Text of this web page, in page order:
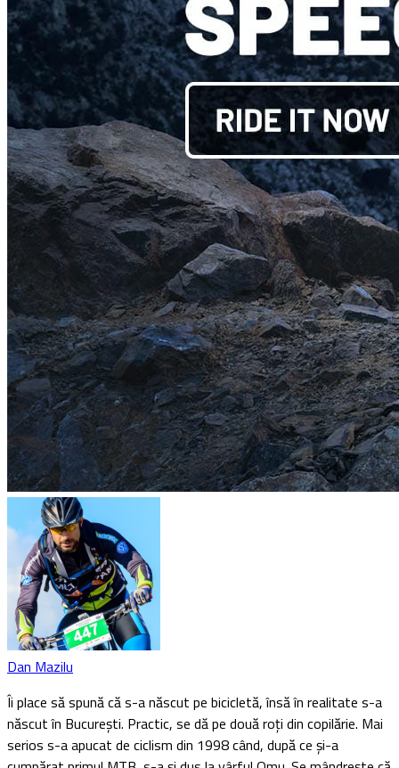
Dan Mazilu
Îi place să spună că s-a născut pe bicicletă, însă în realitate s-a
născut în București. Practic, se dă pe două roți din copilărie. Mai
serios s-a apucat de ciclism din 1998 când, după ce și-a